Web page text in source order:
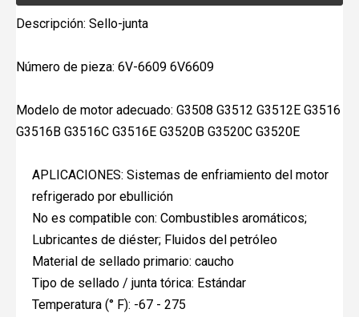
Descripción: Sello-junta
Número de pieza: 6V-6609 6V6609
Modelo de motor adecuado: G3508 G3512 G3512E G3516
G3516B G3516C G3516E G3520B G3520C G3520E
APLICACIONES: Sistemas de enfriamiento del motor
refrigerado por ebullición
No es compatible con: Combustibles aromáticos;
Lubricantes de diéster; Fluidos del petróleo
Material de sellado primario: caucho
Tipo de sellado / junta tórica: Estándar
Temperatura (° F): -67 - 275